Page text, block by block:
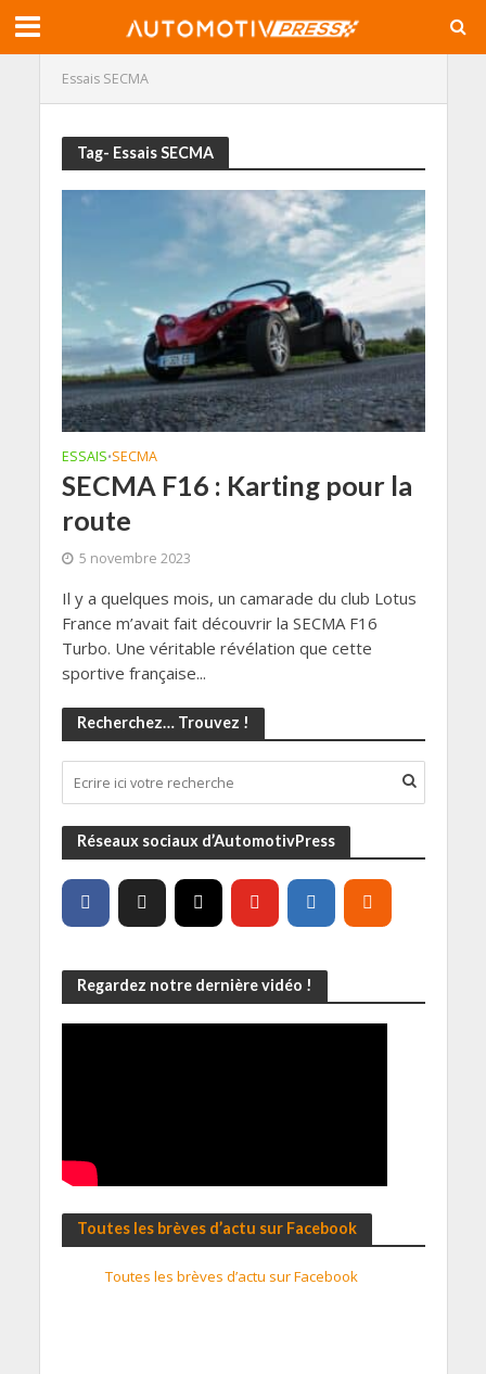
Essais SECMA
Tag- Essais SECMA
ESSAIS•SECMA
SECMA F16 : Karting pour la
route
5 novembre 2023
Il y a quelques mois, un camarade du club Lotus
France m’avait fait découvrir la SECMA F16
Turbo. Une véritable révélation que cette
sportive française...
Recherchez… Trouvez !
Réseaux sociaux d’AutomotivPress
Regardez notre dernière vidéo !
Toutes les brèves d’actu sur Facebook
Toutes les brèves d’actu sur Facebook